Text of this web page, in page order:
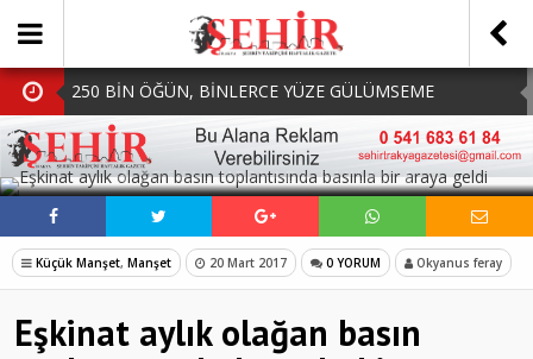
250 BİN ÖĞÜN, BİNLERCE YÜZE GÜLÜMSEME
BAŞKAN MÜGE YILDIZ TOPAK: ‘SOSYAL
BELEDİYECİLİKTE HİÇBİR HEMŞERİMİZİ YALNIZ
BIRAKMIYORUZ!’
MHP Çorlu İlçe Teşkilatında Yeni Dönem Başladı:
Mazbatalar Alındı
Dolu Vurdu, Büyükşehir Üreticiyi Yalnız Bırakmadı
SOFRALARDA BEREKETİ, GÖNÜLLERDE DAYANIŞMAYI
BÜYÜTÜYORUZ!
SOSYAL MEDYADA PAYLAŞ
Küçük Manşet, Manşet 20 Mart 2017 0 YORUM Okyanus feray
Eşkinat aylık olağan basın